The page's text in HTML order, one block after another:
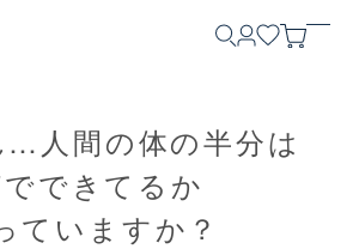
人間の体の半分は
できてるか
ていますか？